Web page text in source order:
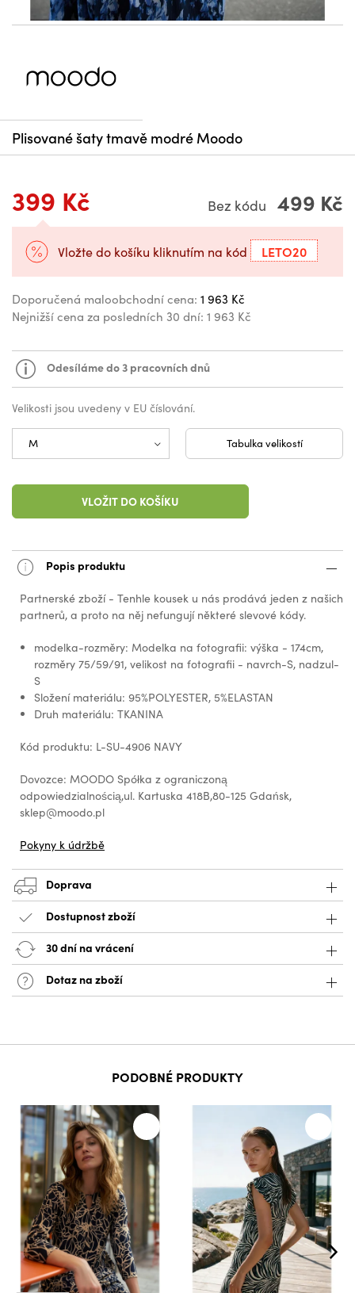
Plisované šaty tmavě modré Moodo
399 Kč Bez kódu 499 Kč
Vložte do košíku kliknutím na kód LETO20
Doporučená maloobchodní cena: 1 963 Kč
Nejnižší cena za posledních 30 dní: 1 963 Kč
Odesíláme do 3 pracovních dnů
Velikosti jsou uvedeny v EU číslování.
Tabulka velikostí
VLOŽIT DO KOŠÍKU
Popis produktu
Partnerské zboží - Tenhle kousek u nás prodává jeden z našich
partnerů, a proto na něj nefungují některé slevové kódy.
modelka-rozměry: Modelka na fotografii: výška - 174cm,
rozměry 75/59/91, velikost na fotografii - navrch-S, nadzul-
S
Složení materiálu: 95%POLYESTER, 5%ELASTAN
Druh materiálu: TKANINA
Kód produktu: L-SU-4906 NAVY
Dovozce: MOODO Spółka z ograniczoną
odpowiedzialnością,ul. Kartuska 418B,80-125 Gdańsk,
sklep@moodo.pl
Pokyny k údržbě
Doprava
Dostupnost zboží
30 dní na vrácení
Dotaz na zboží
PODOBNÉ PRODUKTY